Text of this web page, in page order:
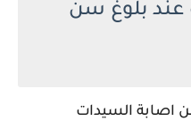
عند بلوغ سن
اصابة السيدات